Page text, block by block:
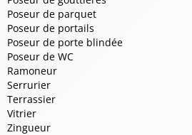
Poseur de parquet
Poseur de portails
Poseur de porte blindée
Poseur de WC
Ramoneur
Serrurier
Terrassier
Vitrier
Zingueur